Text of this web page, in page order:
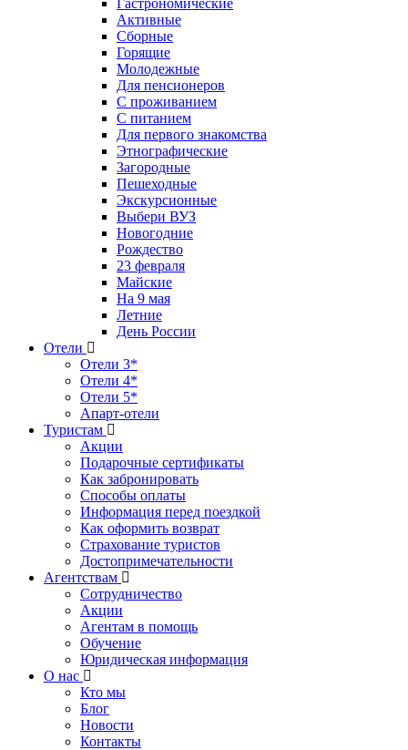
Гастрономические
Активные
Сборные
Горящие
Молодежные
Для пенсионеров
С проживанием
С питанием
Для первого знакомства
Этнографические
Загородные
Пешеходные
Экскурсионные
Выбери ВУЗ
Новогодние
Рождество
23 февраля
Майские
На 9 мая
Летние
День России
Отели
Отели 3*
Отели 4*
Отели 5*
Апарт-отели
Туристам
Акции
Подарочные сертификаты
Как забронировать
Способы оплаты
Информация перед поездкой
Как оформить возврат
Страхование туристов
Достопримечательности
Агентствам
Сотрудничество
Акции
Агентам в помощь
Обучение
Юридическая информация
О нас
Кто мы
Блог
Новости
Контакты